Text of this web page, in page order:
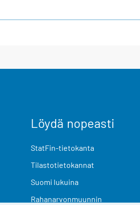
Löydä nopeasti
StatFin-tietokanta
Tilastotietokannat
Suomi lukuina
Rahanarvonmuunnin